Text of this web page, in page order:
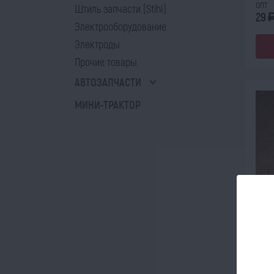
Штиль запчасти (Stihl)
Электрооборудование
Электроды
Прочие товары
АВТОЗАПЧАСТИ
МИНИ-ТРАКТОР
опт
29